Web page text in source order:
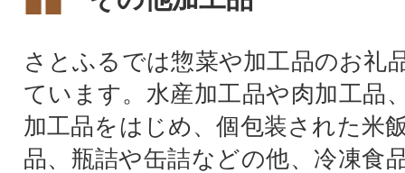
さとふるでは惣菜や加工品のお礼
ています。水産加工品や肉加工品
加工品をはじめ、個包装された米
品、瓶詰や缶詰などの他、冷凍食